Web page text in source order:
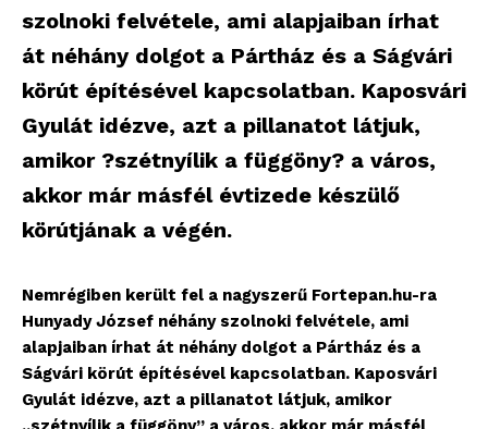
szolnoki felvétele, ami alapjaiban írhat
át néhány dolgot a Pártház és a Ságvári
körút építésével kapcsolatban. Kaposvári
Gyulát idézve, azt a pillanatot látjuk,
amikor ?szétnyílik a függöny? a város,
akkor már másfél évtizede készülő
körútjának a végén.
Nemrégiben került fel a nagyszerű Fortepan.hu-ra
Hunyady József néhány szolnoki felvétele, ami
alapjaiban írhat át néhány dolgot a Pártház és a
Ságvári körút építésével kapcsolatban. Kaposvári
Gyulát idézve, azt a pillanatot látjuk, amikor